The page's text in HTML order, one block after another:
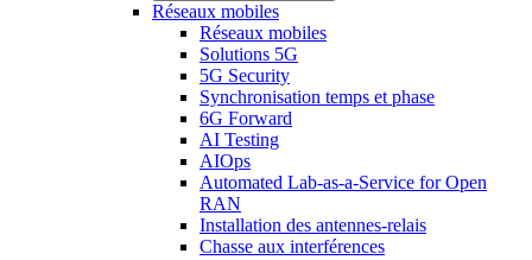
Réseaux mobiles
Réseaux mobiles
Solutions 5G
5G Security
Synchronisation temps et phase
6G Forward
AI Testing
AIOps
Automated Lab-as-a-Service for Open
RAN
Installation des antennes-relais
Chasse aux interférences